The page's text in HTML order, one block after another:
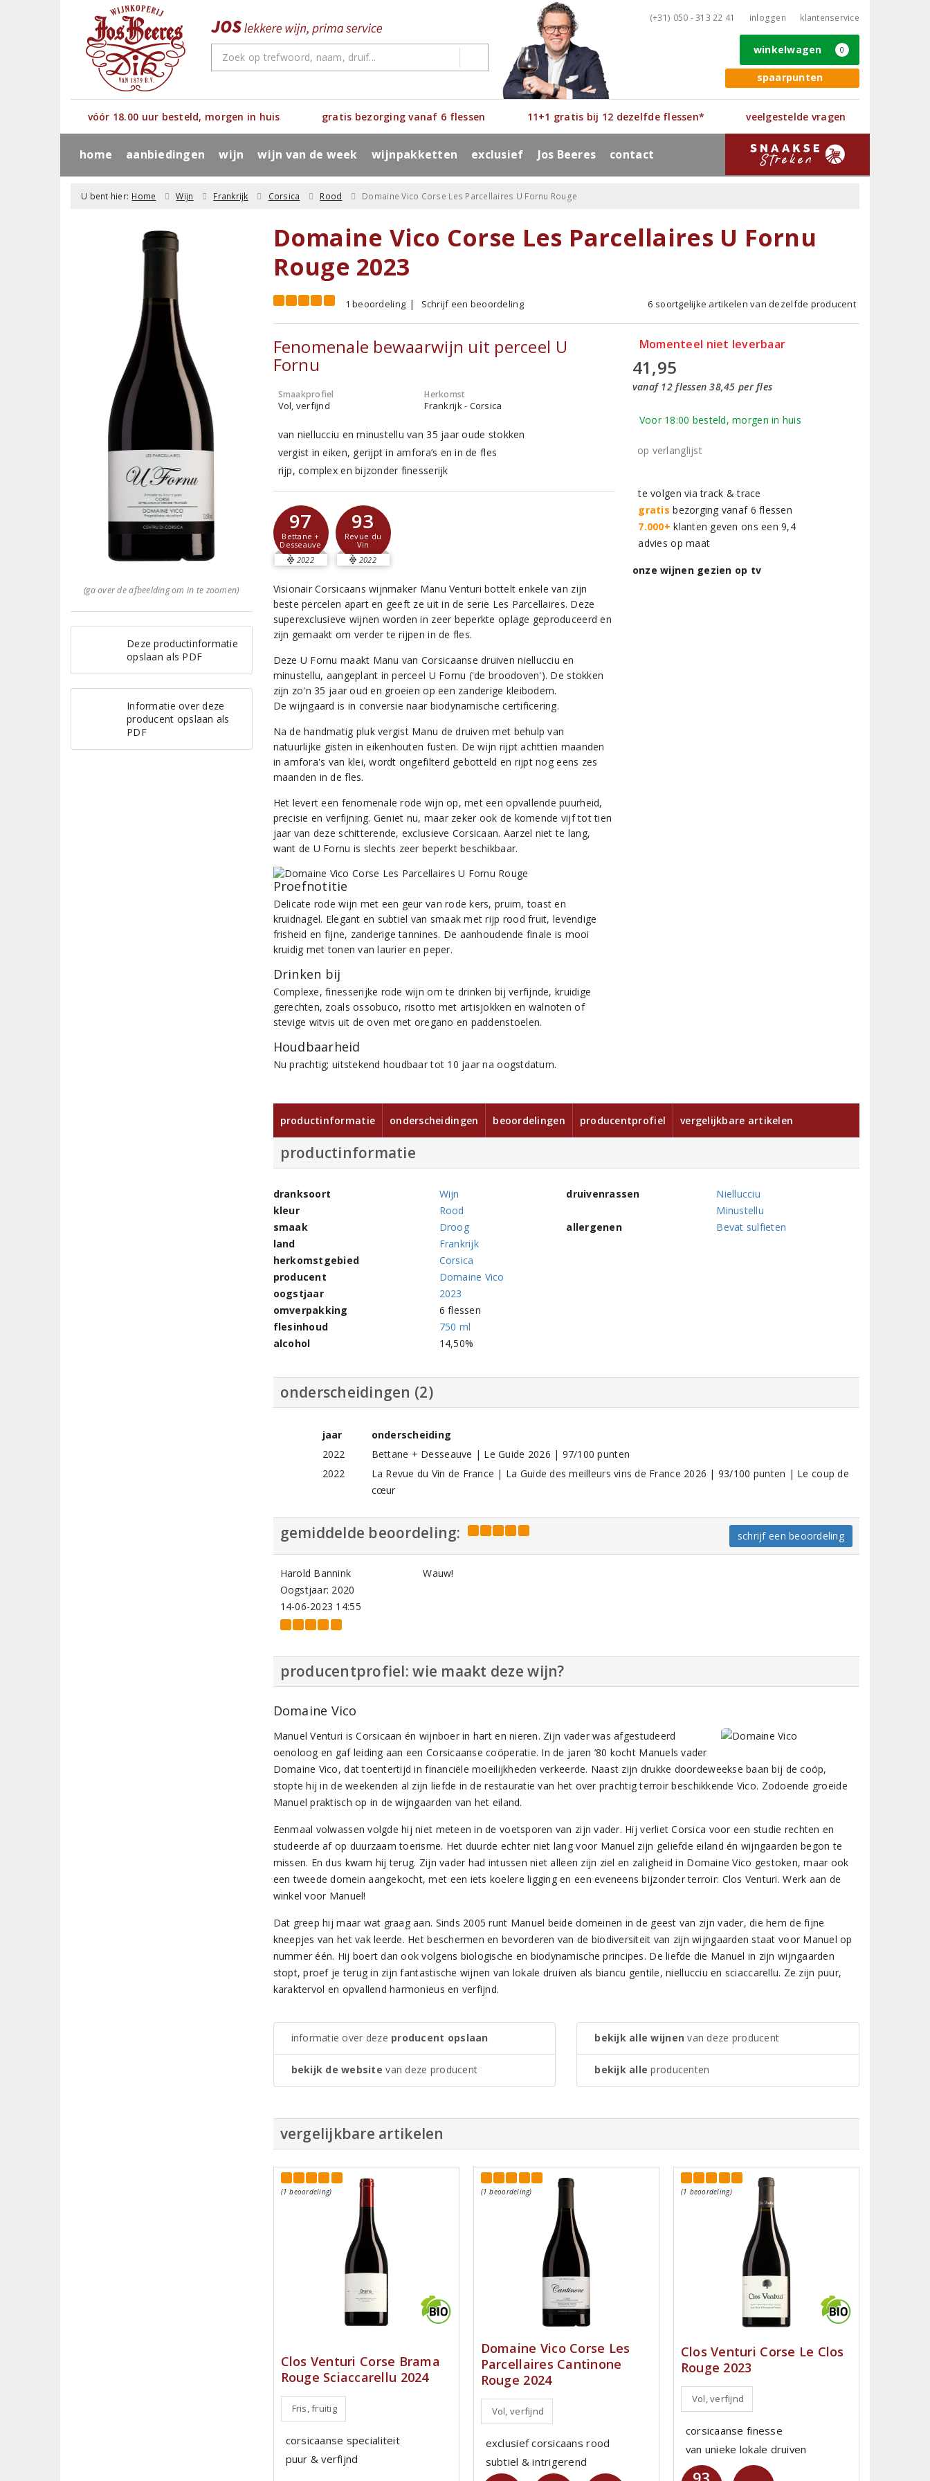
(+31) 050 - 313 22 41 inloggen klantenservice
spaarpunten
winkelwagen 0
vóór 18.00 uur besteld, morgen in huis gratis bezorging vanaf 6 flessen 11+1 gratis bij 12 dezelfde flessen* veelgestelde vragen
home aanbiedingen wijn wijn van de week wijnpakketten exclusief Jos Beeres contact
U bent hier: Home Wijn Frankrijk Corsica Rood Domaine Vico Corse Les Parcellaires U Fornu Rouge
(ga over de afbeelding om in te zoomen)
Deze productinformatie
opslaan als PDF
Informatie over deze
producent opslaan als
PDF
Domaine Vico Corse Les Parcellaires U Fornu
Rouge 2023
1 beoordeling Schrijf een beoordeling 6 soortgelijke artikelen van dezelfde producent
Fenomenale bewaarwijn uit perceel U
Fornu
Smaakprofiel
Vol, verfijnd
Herkomst
Frankrijk - Corsica
van niellucciu en minustellu van 35 jaar oude stokken
vergist in eiken, gerijpt in amfora’s en in de fles
rijp, complex en bijzonder finesserijk
97
Bettane +
Desseauve
2022
93
Revue du
Vin
2022
Visionair Corsicaans wijnmaker Manu Venturi bottelt enkele van zijn
beste percelen apart en geeft ze uit in de serie Les Parcellaires. Deze
superexclusieve wijnen worden in zeer beperkte oplage geproduceerd en
zijn gemaakt om verder te rijpen in de fles.
Deze U Fornu maakt Manu van Corsicaanse druiven niellucciu en
minustellu, aangeplant in perceel U Fornu ('de broodoven'). De stokken
zijn zo'n 35 jaar oud en groeien op een zanderige kleibodem.
De wijngaard is in conversie naar biodynamische certificering.
Na de handmatig pluk vergist Manu de druiven met behulp van
natuurlijke gisten in eikenhouten fusten. De wijn rijpt achttien maanden
in amfora's van klei, wordt ongefilterd gebotteld en rijpt nog eens zes
maanden in de fles.
Het levert een fenomenale rode wijn op, met een opvallende puurheid,
precisie en verfijning. Geniet nu, maar zeker ook de komende vijf tot tien
jaar van deze schitterende, exclusieve Corsicaan. Aarzel niet te lang,
want de U Fornu is slechts zeer beperkt beschikbaar.
Proefnotitie
Delicate rode wijn met een geur van rode kers, pruim, toast en
kruidnagel. Elegant en subtiel van smaak met rijp rood fruit, levendige
frisheid en fijne, zanderige tannines. De aanhoudende finale is mooi
kruidig met tonen van laurier en peper.
Drinken bij
Complexe, finesserijke rode wijn om te drinken bij verfijnde, kruidige
gerechten, zoals ossobuco, risotto met artisjokken en walnoten of
stevige witvis uit de oven met oregano en paddenstoelen.
Houdbaarheid
Nu prachtig; uitstekend houdbaar tot 10 jaar na oogstdatum.
Momenteel niet leverbaar
41,95
vanaf 12 flessen 38,45 per fles
Voor 18:00 besteld, morgen in huis
op verlanglijst
te volgen via track & trace
gratis bezorging vanaf 6 flessen
7.000+ klanten geven ons een 9,4
advies op maat
onze wijnen gezien op tv
productinformatie onderscheidingen beoordelingen producentprofiel vergelijkbare artikelen
productinformatie
dranksoort
Wijn
kleur
Rood
smaak
Droog
land
Frankrijk
herkomstgebied
Corsica
producent
Domaine Vico
oogstjaar
2023
omverpakking
6 flessen
flesinhoud
750 ml
alcohol
14,50%
druivenrassen
Niellucciu
Minustellu
allergenen
Bevat sulfieten
onderscheidingen (2)
jaar
onderscheiding
2022
Bettane + Desseauve | Le Guide 2026 | 97/100 punten
2022
La Revue du Vin de France | La Guide des meilleurs vins de France 2026 | 93/100 punten | Le coup de
cœur
gemiddelde beoordeling: schrijf een beoordeling
Harold Bannink
Oogstjaar: 2020
14-06-2023 14:55
Wauw!
producentprofiel: wie maakt deze wijn?
Domaine Vico
Manuel Venturi is Corsicaan én wijnboer in hart en nieren. Zijn vader was afgestudeerd
oenoloog en gaf leiding aan een Corsicaanse coöperatie. In de jaren ’80 kocht Manuels vader
Domaine Vico, dat toentertijd in financiële moeilijkheden verkeerde. Naast zijn drukke doordeweekse baan bij de coöp,
stopte hij in de weekenden al zijn liefde in de restauratie van het over prachtig terroir beschikkende Vico. Zodoende groeide
Manuel praktisch op in de wijngaarden van het eiland.
Eenmaal volwassen volgde hij niet meteen in de voetsporen van zijn vader. Hij verliet Corsica voor een studie rechten en
studeerde af op duurzaam toerisme. Het duurde echter niet lang voor Manuel zijn geliefde eiland én wijngaarden begon te
missen. En dus kwam hij terug. Zijn vader had intussen niet alleen zijn ziel en zaligheid in Domaine Vico gestoken, maar ook
een tweede domein aangekocht, met een iets koelere ligging en een eveneens bijzonder terroir: Clos Venturi. Werk aan de
winkel voor Manuel!
Dat greep hij maar wat graag aan. Sinds 2005 runt Manuel beide domeinen in de geest van zijn vader, die hem de fijne
kneepjes van het vak leerde. Het beschermen en bevorderen van de biodiversiteit van zijn wijngaarden staat voor Manuel op
nummer één. Hij boert dan ook volgens biologische en biodynamische principes. De liefde die Manuel in zijn wijngaarden
stopt, proef je terug in zijn fantastische wijnen van lokale druiven als biancu gentile, niellucciu en sciaccarellu. Ze zijn puur,
karaktervol en opvallend harmonieus en verfijnd.
informatie over deze producent opslaan
bekijk de website van deze producent
bekijk alle wijnen van deze producent
bekijk alle producenten
vergelijkbare artikelen
(1 beoordeling)
Clos Venturi Corse Brama
Rouge Sciaccarellu 2024
Fris, fruitig
corsicaanse specialiteit
puur & verfijnd
(1 beoordeling)
Domaine Vico Corse Les
Parcellaires Cantinone
Rouge 2024
Vol, verfijnd
exclusief corsicaans rood
subtiel & intrigerend
(1 beoordeling)
Clos Venturi Corse Le Clos
Rouge 2023
Vol, verfijnd
corsicaanse finesse
van unieke lokale druiven